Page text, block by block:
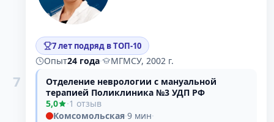
7
7 лет подряд в ТОП-10
Опыт24 года·
МГМСУ, 2002 г.
Отделение неврологии с мануальной
терапией Поликлиника №3 УДП РФ
5,0
·1 отзыв
Комсомольская·9 мин·